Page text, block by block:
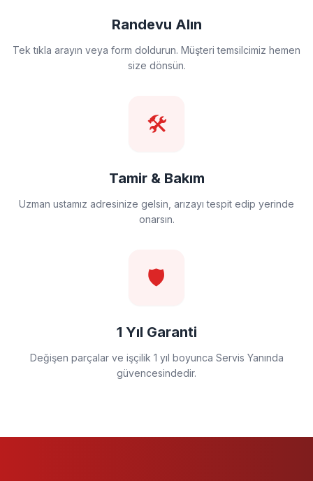
Randevu Alın
Tek tıkla arayın veya form doldurun. Müşteri temsilcimiz hemen
size dönsün.
🛠️
Tamir & Bakım
Uzman ustamız adresinize gelsin, arızayı tespit edip yerinde
onarsın.
🛡️
1 Yıl Garanti
Değişen parçalar ve işçilik 1 yıl boyunca Servis Yanında
güvencesindedir.